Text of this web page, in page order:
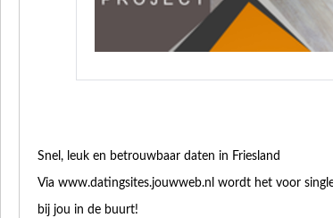
Snel, leuk en betrouwbaar daten in Friesland
Via www.datingsites.jouwweb.nl wordt het voor
bij jou in de buurt!